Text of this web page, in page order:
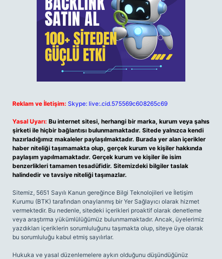
Reklam ve İletişim: Skype: live:.cid.575569c608265c69
Yasal Uyarı: Bu internet sitesi, herhangi bir marka, kurum veya şahıs
şirketi ile hiçbir bağlantısı bulunmamaktadır. Sitede yalnızca kendi
hazırladığımız makaleler paylaşılmaktadır. Burada yer alan içerikler
haber niteliği taşımamakta olup, gerçek kurum ve kişiler hakkında
paylaşım yapılmamaktadır. Gerçek kurum ve kişiler ile isim
benzerlikleri tamamen tesadüfidir. Sitemizdeki bilgiler taslak
halindedir ve tavsiye niteliği taşımazlar.
Sitemiz, 5651 Sayılı Kanun gereğince Bilgi Teknolojileri ve İletişim
Kurumu (BTK) tarafından onaylanmış bir Yer Sağlayıcı olarak hizmet
vermektedir. Bu nedenle, sitedeki içerikleri proaktif olarak denetleme
veya araştırma yükümlülüğümüz bulunmamaktadır. Ancak, üyelerimiz
yazdıkları içeriklerin sorumluluğunu taşımakta olup, siteye üye olarak
bu sorumluluğu kabul etmiş sayılırlar.
Hukuka ve yasal düzenlemelere aykırı olduğunu düşündüğünüz